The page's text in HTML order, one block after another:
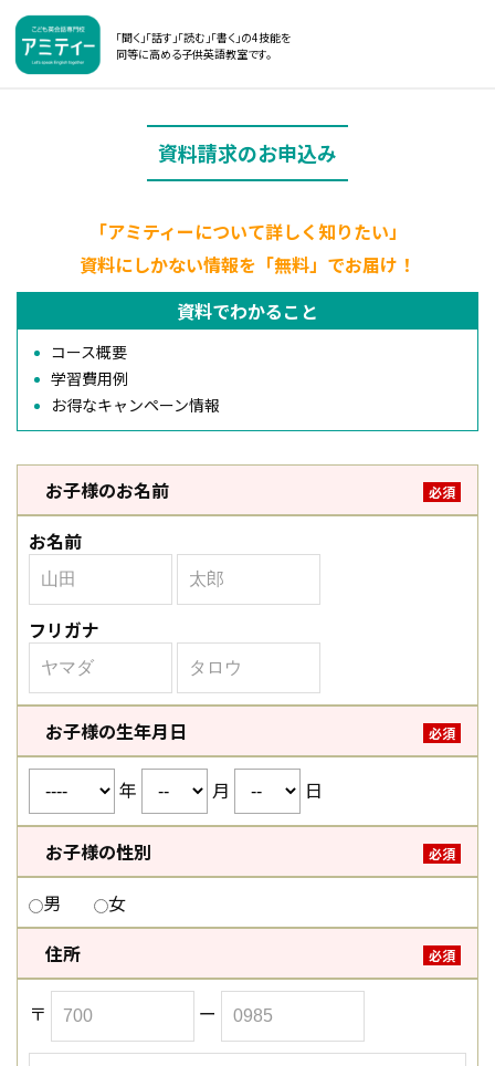
「聞く」「話す」「読む」「書く」の4技能を
同等に高める子供英語教室です。
資料請求のお申込み
「アミティーについて詳しく知りたい」
資料にしかない情報を「無料」でお届け！
資料でわかること
コース概要
学習費用例
お得なキャンペーン情報
お子様のお名前 必須
お名前
フリガナ
お子様の生年月日 必須
年 月 日
お子様の性別 必須
男
女
住所
必須
〒 ー